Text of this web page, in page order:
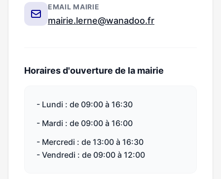
EMAIL MAIRIE
mairie.lerne@wanadoo.fr
Horaires d'ouverture de la mairie
- Lundi : de 09:00 à 16:30
- Mardi : de 09:00 à 16:00
- Mercredi : de 13:00 à 16:30
- Vendredi : de 09:00 à 12:00